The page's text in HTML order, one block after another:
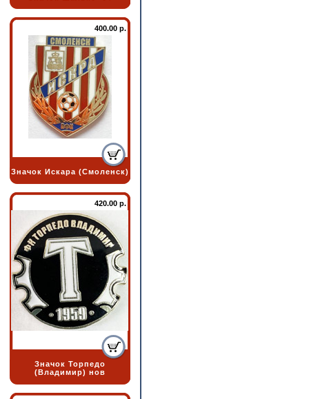
400.00 р.
Значок Искара (Смоленск)
420.00 р.
Значок Торпедо
(Владимир) нов